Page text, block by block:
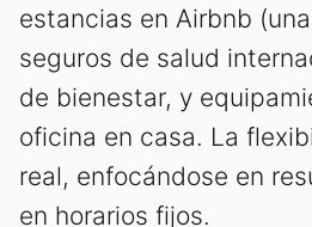
estancias en Airbnb
seguros de salud
de bienestar, y
oficina en casa. La
real, enfocándose en
en horarios fijos.